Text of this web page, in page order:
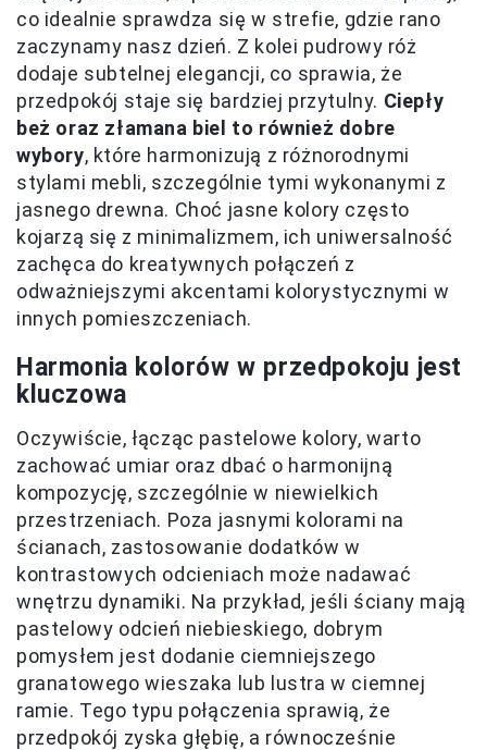
co idealnie sprawdza się w strefie, gdzie rano
zaczynamy nasz dzień. Z kolei pudrowy róż
dodaje subtelnej elegancji, co sprawia, że
przedpokój staje się bardziej przytulny. Ciepły
beż oraz złamana biel to również dobre
wybory, które harmonizują z różnorodnymi
stylami mebli, szczególnie tymi wykonanymi z
jasnego drewna. Choć jasne kolory często
kojarzą się z minimalizmem, ich uniwersalność
zachęca do kreatywnych połączeń z
odważniejszymi akcentami kolorystycznymi w
innych pomieszczeniach.
Harmonia kolorów w przedpokoju jest
kluczowa
Oczywiście, łącząc pastelowe kolory, warto
zachować umiar oraz dbać o harmonijną
kompozycję, szczególnie w niewielkich
przestrzeniach. Poza jasnymi kolorami na
ścianach, zastosowanie dodatków w
kontrastowych odcieniach może nadawać
wnętrzu dynamiki. Na przykład, jeśli ściany mają
pastelowy odcień niebieskiego, dobrym
pomysłem jest dodanie ciemniejszego
granatowego wieszaka lub lustra w ciemnej
ramie. Tego typu połączenia sprawią, że
przedpokój zyska głębię, a równocześnie